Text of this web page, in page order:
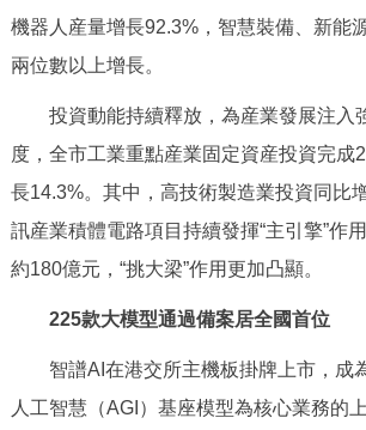
多語種
ENGLISH 한국어
DEUTSCH FRANÇAIS
ESPAÑOL العربية
機器人産量增長92.3%，智慧裝備、新能
兩位數以上增長。
投資動能持續釋放，為産業發展注入
度，全市工業重點産業固定資産投資完成
長14.3%。其中，高技術製造業投資同比
訊産業積體電路項目持續發揮“主引擎”作
約180億元，“挑大梁”作用更加凸顯。
225款大模型通過備案居全國首位
智譜AI在港交所主機板掛牌上市，成
人工智慧（AGI）基座模型為核心業務的